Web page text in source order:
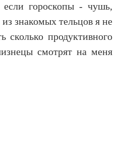
гороскопы - чушь,
знакомых тельцов я не
сколько продуктивного
смотрят на меня